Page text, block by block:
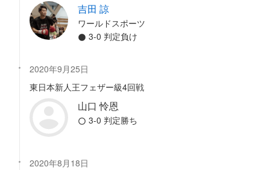
吉田 諒
ワールドスポーツ
3-0 判定負け
2020年9月25日
東日本新人王フェザー級4回戦
山口 怜恩
3-0 判定勝ち
2020年8月18日